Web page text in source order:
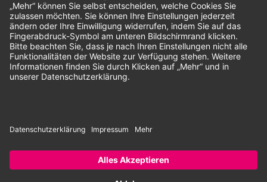
Unsere Zahlungsarten:
Rechnung SEPA-Lastschrift Vorkasse